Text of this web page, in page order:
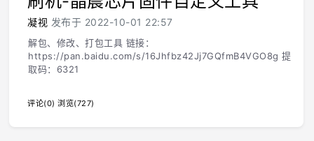
凝视 发布于 2022-10-01 22:57
解包、修改、打包工具 链接：
https://pan.baidu.com/s/16Jhfbz42Jj7GQfmB4VGO8g 提
取码：6321
评论(0) 浏览(727)